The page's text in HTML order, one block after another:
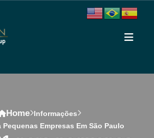
Home Informações
Pequenas Empresas Em São Paulo